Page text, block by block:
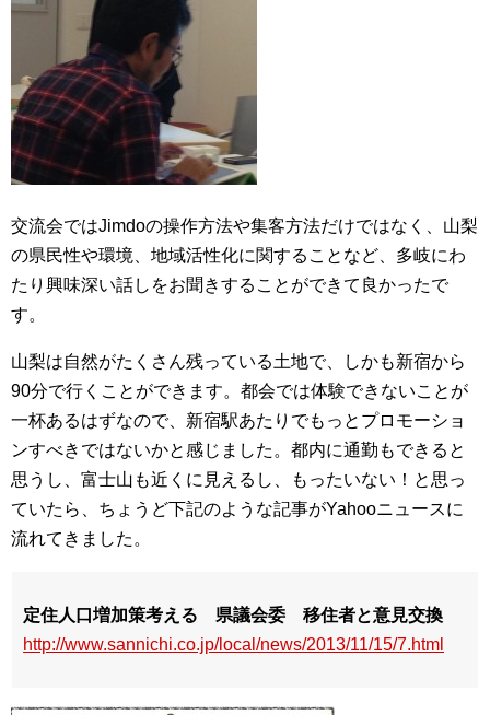
交流会ではJimdoの操作方法や集客方法だけではなく、山梨
の県民性や環境、地域活性化に関することなど、多岐にわ
たり興味深い話しをお聞きすることができて良かったで
す。
山梨は自然がたくさん残っている土地で、しかも新宿から
90分で行くことができます。都会では体験できないことが
一杯あるはずなので、新宿駅あたりでもっとプロモーショ
ンすべきではないかと感じました。都内に通勤もできると
思うし、富士山も近くに見えるし、もったいない！と思っ
ていたら、ちょうど下記のような記事がYahooニュースに
流れてきました。
定住人口増加策考える 県議会委 移住者と意見交換
http://www.sannichi.co.jp/local/news/2013/11/15/7.html